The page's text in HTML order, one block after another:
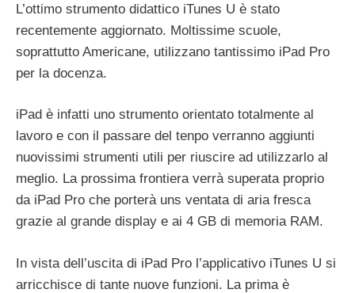
L’ottimo strumento didattico iTunes U è stato
recentemente aggiornato. Moltissime scuole,
soprattutto Americane, utilizzano tantissimo iPad Pro
per la docenza.
iPad è infatti uno strumento orientato totalmente al
lavoro e con il passare del tenpo verranno aggiunti
nuovissimi strumenti utili per riuscire ad utilizzarlo al
meglio. La prossima frontiera verrà superata proprio
da iPad Pro che porterà uns ventata di aria fresca
grazie al grande display e ai 4 GB di memoria RAM.
In vista dell’uscita di iPad Pro l’applicativo iTunes U si
arricchisce di tante nuove funzioni. La prima è